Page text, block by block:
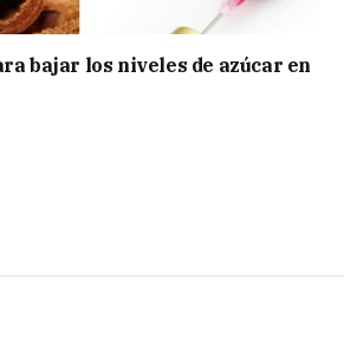
bajar los niveles de azúcar en